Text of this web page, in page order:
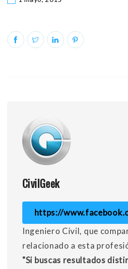
CivilGeek
https://
Ingeniero Civil, que
relacionado a esta
"Si buscas resultados